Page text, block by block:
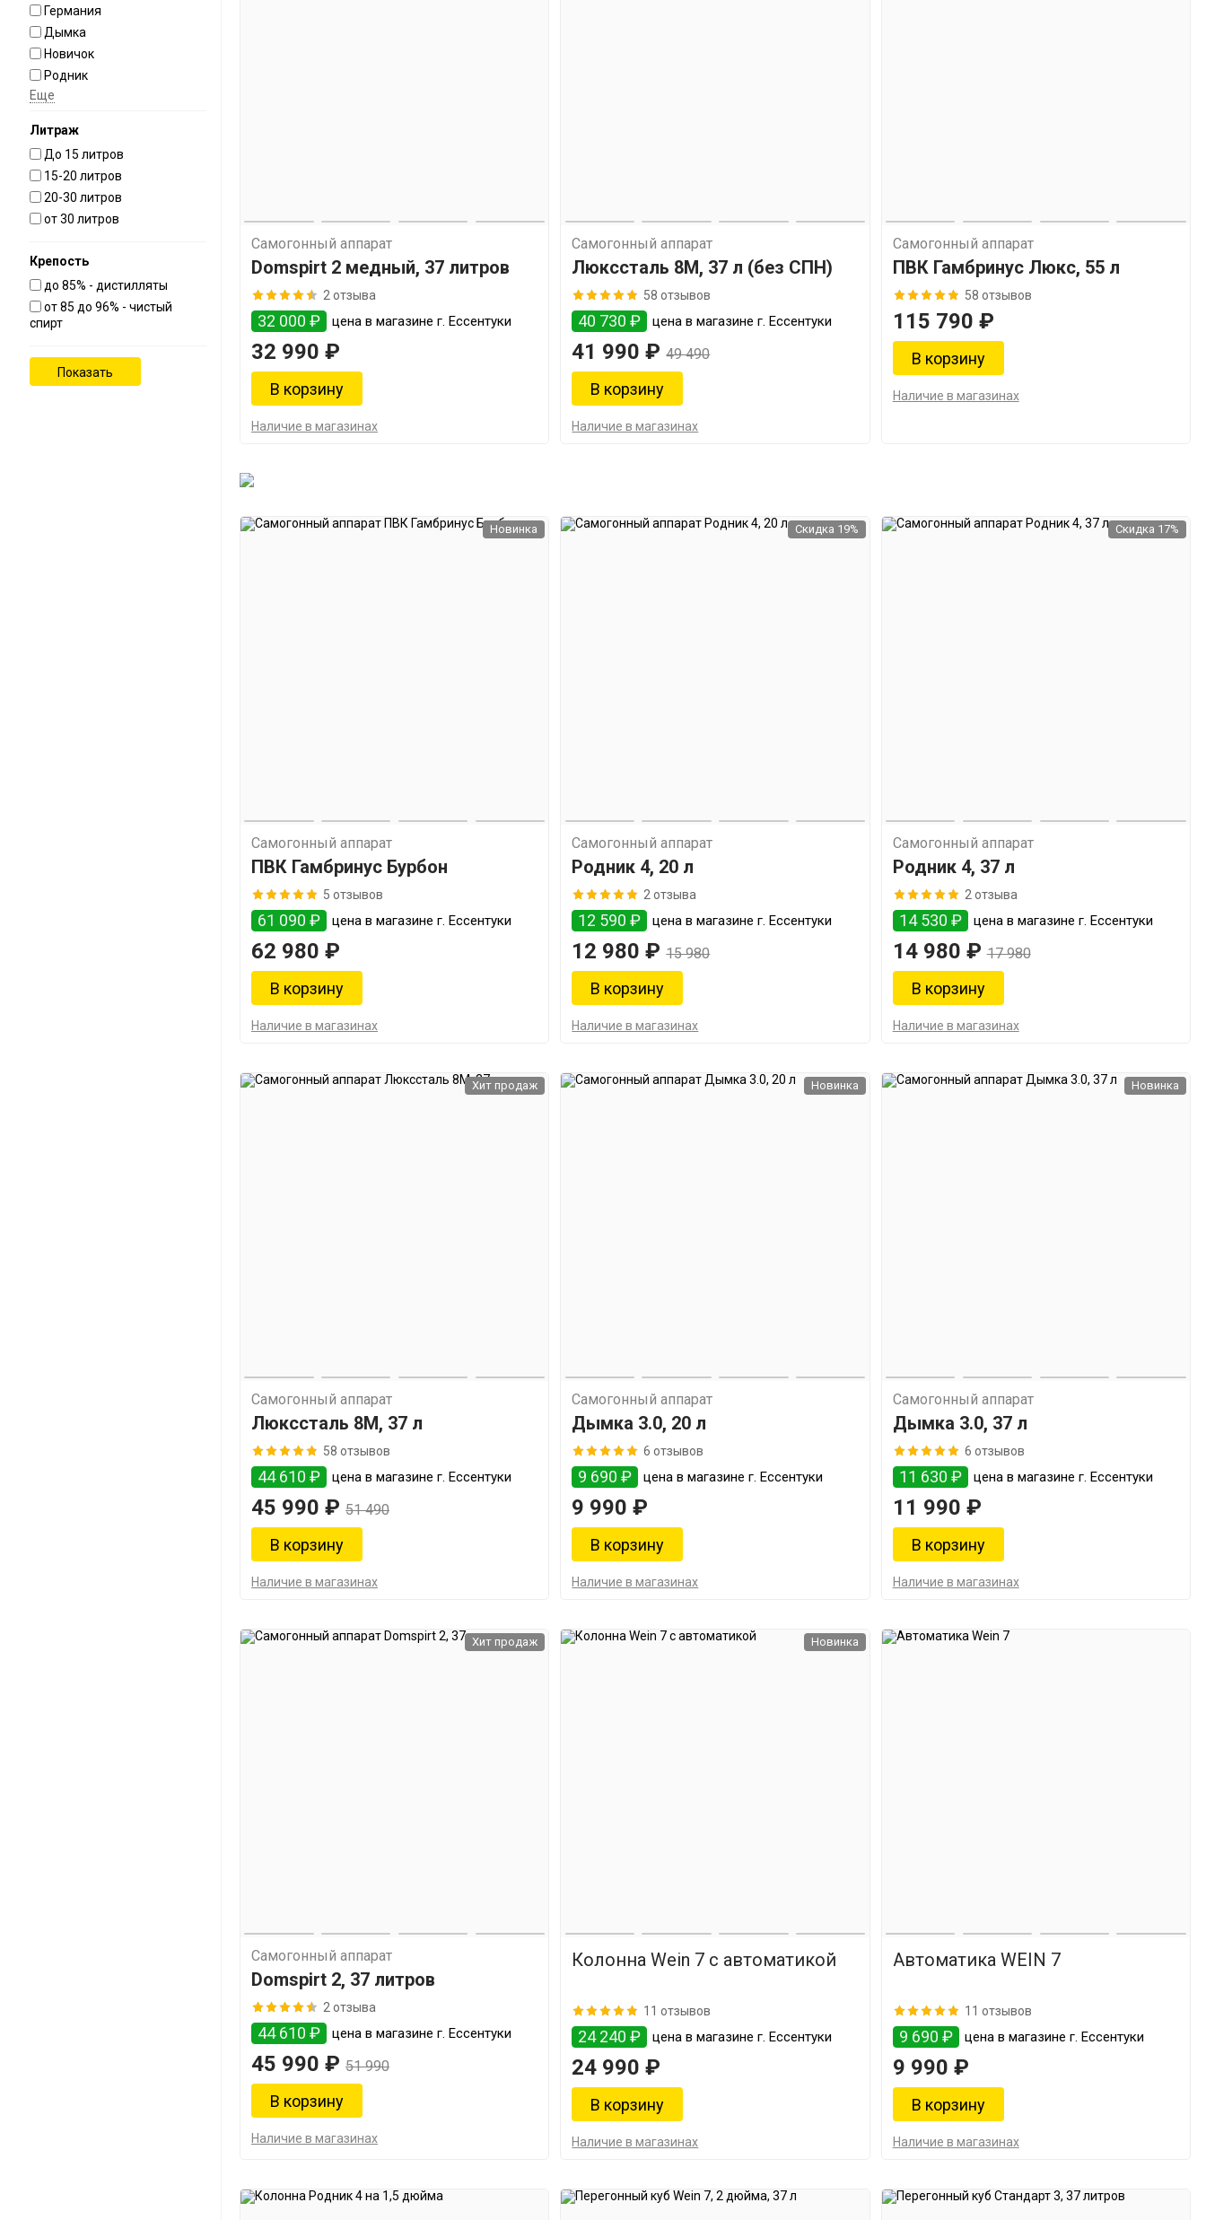
Германия
Дымка
Новичок
Родник
Еще
Литраж
До 15 литров
15-20 литров
20-30 литров
от 30 литров
Крепость
до 85% - дистилляты
от 85 до 96% - чистый
спирт
Самогонный аппарат
Domspirt 2 медный, 37 литров
2 отзыва
32 000 ₽ цена в магазине г. Ессентуки
32 990 ₽
Наличие в магазинах
Самогонный аппарат
Люкссталь 8М, 37 л (без СПН)
58 отзывов
40 730 ₽ цена в магазине г. Ессентуки
41 990 ₽ 49 490
Наличие в магазинах
Самогонный аппарат
ПВК Гамбринус Люкс, 55 л
58 отзывов
115 790 ₽
Наличие в магазинах
Новинка
Самогонный аппарат
ПВК Гамбринус Бурбон
5 отзывов
61 090 ₽ цена в магазине г. Ессентуки
62 980 ₽
Наличие в магазинах
Скидка 19%
Самогонный аппарат
Родник 4, 20 л
2 отзыва
12 590 ₽ цена в магазине г. Ессентуки
12 980 ₽ 15 980
Наличие в магазинах
Скидка 17%
Самогонный аппарат
Родник 4, 37 л
2 отзыва
14 530 ₽ цена в магазине г. Ессентуки
14 980 ₽ 17 980
Наличие в магазинах
Хит продаж
Самогонный аппарат
Люкссталь 8М, 37 л
58 отзывов
44 610 ₽ цена в магазине г. Ессентуки
45 990 ₽ 51 490
Наличие в магазинах
Новинка
Самогонный аппарат
Дымка 3.0, 20 л
6 отзывов
9 690 ₽ цена в магазине г. Ессентуки
9 990 ₽
Наличие в магазинах
Новинка
Самогонный аппарат
Дымка 3.0, 37 л
6 отзывов
11 630 ₽ цена в магазине г. Ессентуки
11 990 ₽
Наличие в магазинах
Хит продаж
Самогонный аппарат
Domspirt 2, 37 литров
2 отзыва
44 610 ₽ цена в магазине г. Ессентуки
45 990 ₽ 51 990
Наличие в магазинах
Новинка
Колонна Wein 7 с автоматикой
11 отзывов
24 240 ₽ цена в магазине г. Ессентуки
24 990 ₽
Наличие в магазинах
Автоматика WEIN 7
11 отзывов
9 690 ₽ цена в магазине г. Ессентуки
9 990 ₽
Наличие в магазинах